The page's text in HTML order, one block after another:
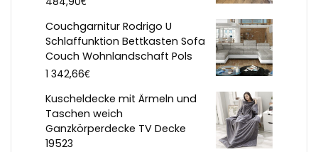
Couchgarnitur Rodrigo U
Schlaffunktion Bettkasten Sofa
Couch Wohnlandschaft Pols
1 342,66€
Kuscheldecke mit Ärmeln und
Taschen weich
Ganzkörperdecke TV Decke
19523